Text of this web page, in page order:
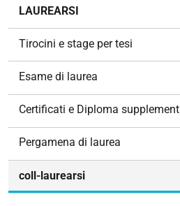
LAUREARSI
Tirocini e stage per tesi
Esame di laurea
Certificati e Diploma supplement
Pergamena di laurea
coll-laurearsi